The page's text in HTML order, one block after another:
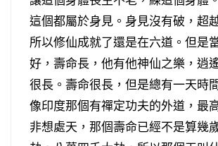
這個都屬於身見。身見沒有破，超
所以修仙成就了還是在六道。但是
好，壽命長，他有他神仙之樂，逍
很長。壽命很長，但是總有一天時
像印度那個有禪定功夫的外道，最
非想處天，那個壽命已經不是算幾